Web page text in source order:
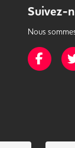
Suivez-
Nous